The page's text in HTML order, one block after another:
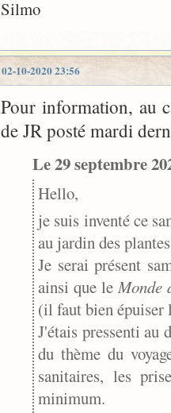
Silmo
02-10-2020 23:56
Pour information, au
de JR posté mardi
Le 29 septembre
Hello,
je suis inventé ce
au jardin des
Je serai présent
ainsi que leMonde
(il faut bien épuiser
J'étais pressenti au
du thème du
sanitaires, les
minimum.